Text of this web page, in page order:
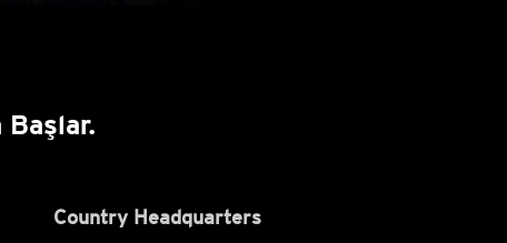
Country Headquarters